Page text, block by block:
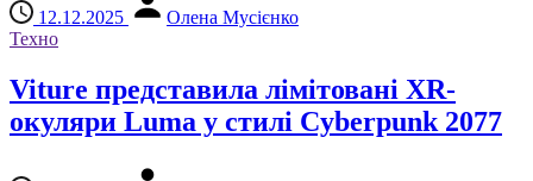
12.12.2025
Олена Мусієнко
Техно
Viture представила лімітовані XR-
окуляри Luma у стилі Cyberpunk 2077